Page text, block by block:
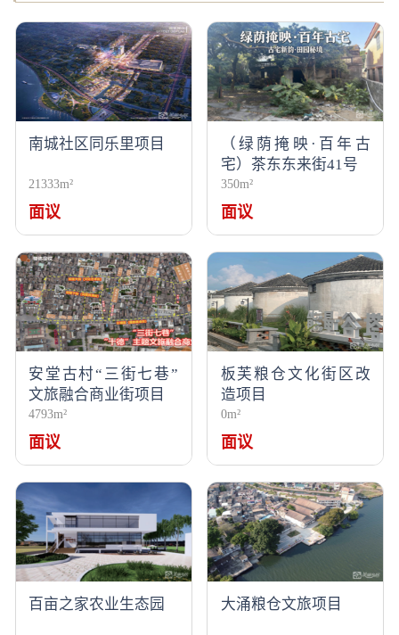
南城社区同乐里项目
21333m²
面议
（绿荫掩映·百年古
宅）茶东东来街41号
350m²
面议
安堂古村“三街七巷”
文旅融合商业街项目
4793m²
面议
板芙粮仓文化街区改
造项目
0m²
面议
百亩之家农业生态园 大涌粮仓文旅项目